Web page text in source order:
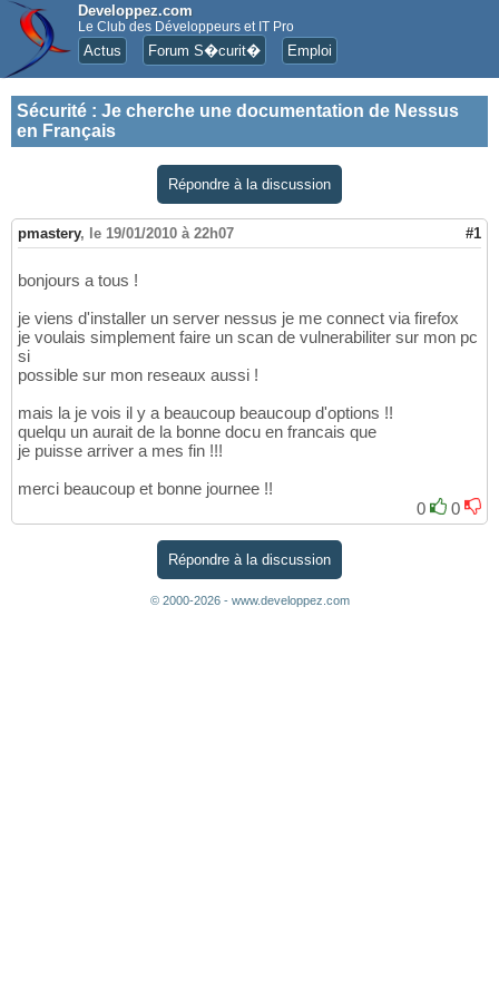
Developpez.com
Le Club des Développeurs et IT Pro
Actus Forum S�curit� Emploi
Sécurité : Je cherche une documentation de Nessus
en Français
Répondre à la discussion
pmastery, le 19/01/2010 à 22h07 #1
bonjours a tous !
je viens d'installer un server nessus je me connect via firefox
je voulais simplement faire un scan de vulnerabiliter sur mon pc
si
possible sur mon reseaux aussi !
mais la je vois il y a beaucoup beaucoup d'options !!
quelqu un aurait de la bonne docu en francais que
je puisse arriver a mes fin !!!
merci beaucoup et bonne journee !!
0
0
Répondre à la discussion
© 2000-2026 - www.developpez.com